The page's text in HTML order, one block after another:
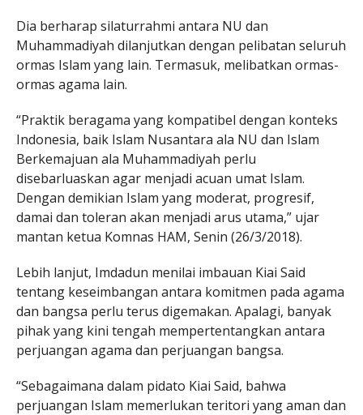
Dia berharap silaturrahmi antara NU dan
Muhammadiyah dilanjutkan dengan pelibatan seluruh
ormas Islam yang lain. Termasuk, melibatkan ormas-
ormas agama lain.
“Praktik beragama yang kompatibel dengan konteks
Indonesia, baik Islam Nusantara ala NU dan Islam
Berkemajuan ala Muhammadiyah perlu
disebarluaskan agar menjadi acuan umat Islam.
Dengan demikian Islam yang moderat, progresif,
damai dan toleran akan menjadi arus utama,” ujar
mantan ketua Komnas HAM, Senin (26/3/2018).
Lebih lanjut, Imdadun menilai imbauan Kiai Said
tentang keseimbangan antara komitmen pada agama
dan bangsa perlu terus digemakan. Apalagi, banyak
pihak yang kini tengah mempertentangkan antara
perjuangan agama dan perjuangan bangsa.
“Sebagaimana dalam pidato Kiai Said, bahwa
perjuangan Islam memerlukan teritori yang aman dan